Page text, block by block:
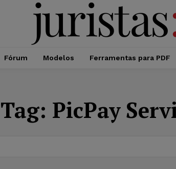
Fórum Modelos Ferramentas para PDF
Tag: PicPay